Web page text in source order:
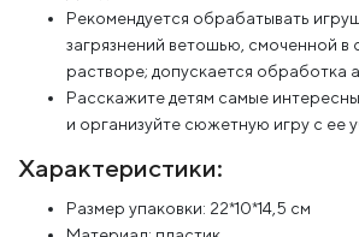
Рекомендуется обрабатывать
загрязнений ветошью, смоченной
растворе; допускается обработка
Расскажите детям самые
и организуйте сюжетную игру с ее
Характеристики:
Размер упаковки: 22*10*14,5 см